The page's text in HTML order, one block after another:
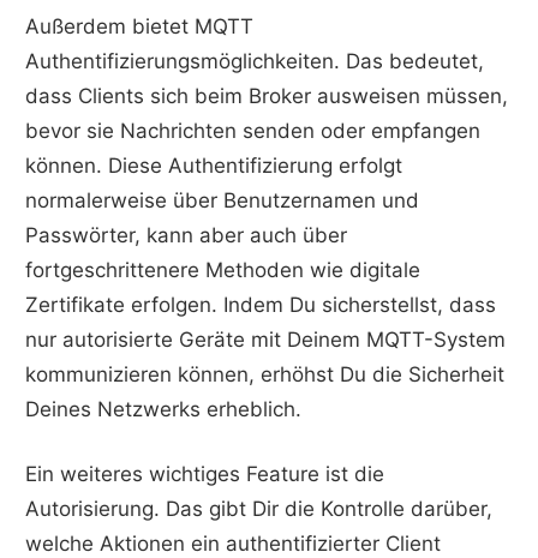
Außerdem bietet MQTT
Authentifizierungsmöglichkeiten. Das bedeutet,
dass Clients sich beim Broker ausweisen müssen,
bevor sie Nachrichten senden oder empfangen
können. Diese Authentifizierung erfolgt
normalerweise über Benutzernamen und
Passwörter, kann aber auch über
fortgeschrittenere Methoden wie digitale
Zertifikate erfolgen. Indem Du sicherstellst, dass
nur autorisierte Geräte mit Deinem MQTT-System
kommunizieren können, erhöhst Du die Sicherheit
Deines Netzwerks erheblich.
Ein weiteres wichtiges Feature ist die
Autorisierung. Das gibt Dir die Kontrolle darüber,
welche Aktionen ein authentifizierter Client